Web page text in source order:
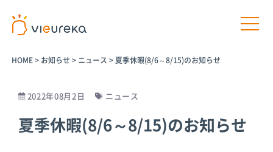
開発者様向け
サービス利用者様向け
HOME> お知らせ > ニュース > 夏季休暇(8/6～8/15)のお知らせ
2022年08月2日 ニュース
夏季休暇(8/6～8/15)のお知らせ